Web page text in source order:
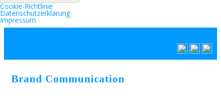
Cookie-Richtlinie
Datenschutzerklärung
Impressum
Brand Communication